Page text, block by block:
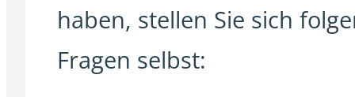
haben, stellen Sie sich
Fragen selbst: